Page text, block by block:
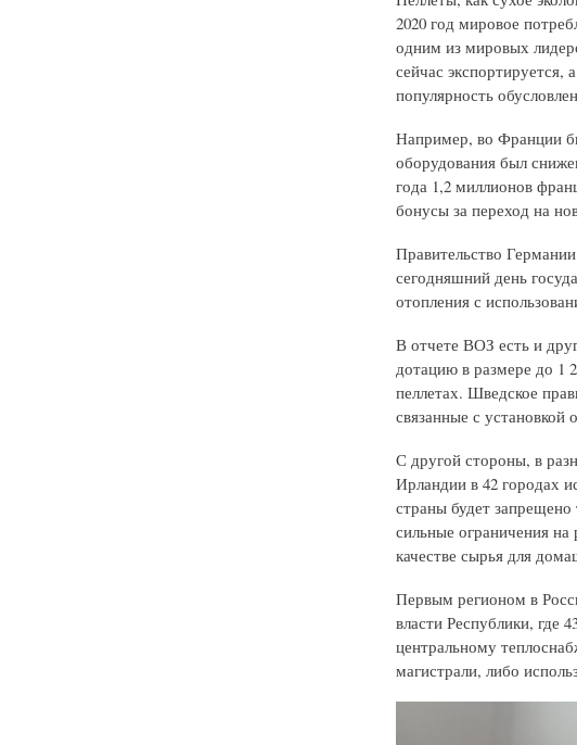
2020 год мировое
одним из мировых
сейчас экспортируется,
популярность
Например, во Франции
оборудования был
года 1,2 миллионов
бонусы за переход на
Правительство
сегодняшний день
отопления с
В отчете ВОЗ есть и
дотацию в размере до 1
пеллетах. Шведское
связанные с установкой
С другой стороны, в
Ирландии в 42 городах
страны будет
сильные ограничения на
качестве сырья для
Первым регионом в
власти Республики, где
центральному
магистрали, либо